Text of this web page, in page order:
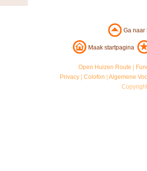
Ga
Maak startpagina
Open Huizen Route
Privacy |Colofon |Algemene